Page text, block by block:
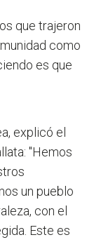
que trajeron
como
es que
explicó el
"Hemos
un pueblo
con el
Este es